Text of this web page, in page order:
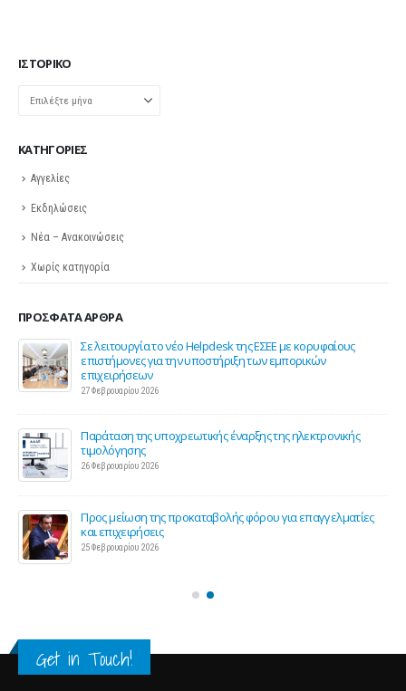
ΙΣΤΟΡΙΚΌ
Ιστορικό
KΑΤΗΓΟΡΊΕΣ
Αγγελίες
Εκδηλώσεις
Νέα – Ανακοινώσεις
Χωρίς κατηγορία
ΠΡΌΣΦΑΤΑ ΆΡΘΡΑ
Σε λειτουργία το νέο Helpdesk της ΕΣΕΕ με κορυφαίους
επιστήμονες για την υποστήριξη των εμπορικών
επιχειρήσεων
27 Φεβρουαρίου 2026
Παράταση της υποχρεωτικής έναρξης της ηλεκτρονικής
τιμολόγησης
26 Φεβρουαρίου 2026
Προς μείωση της προκαταβολής φόρου για επαγγελματίες
και επιχειρήσεις
25 Φεβρουαρίου 2026
Get in Touch!